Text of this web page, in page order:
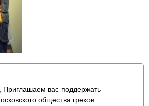
Приглашаем вас поддержать
общества греков.